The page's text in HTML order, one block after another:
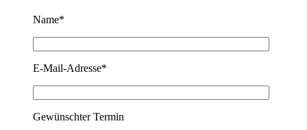
Name*
E-Mail-Adresse*
Gewünschter Termin